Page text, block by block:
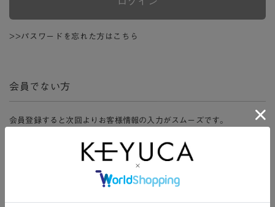
>>パスワードを忘れた方はこちら
会員でない方
会員登録すると次回よりお客様情報の入力がスムーズです。
ージ、購入履歴をご利用いただけます。